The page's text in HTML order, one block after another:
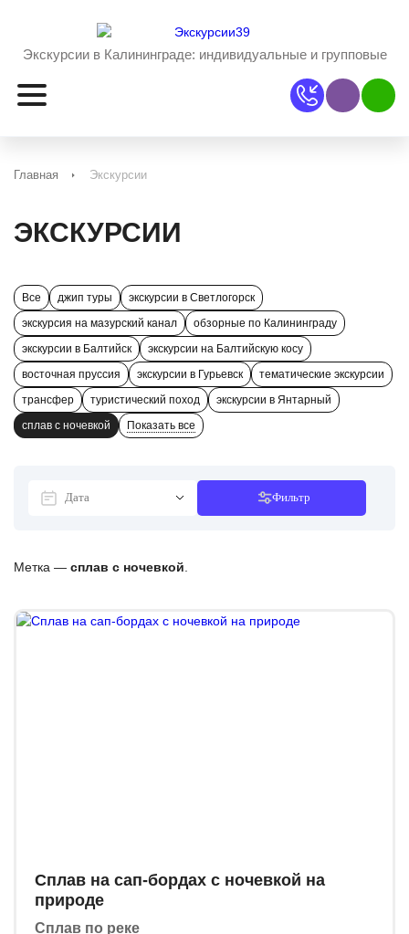
Экскурсии в Калининграде: индивидуальные и групповые
Наш ViberНаш
Главная Экскурсии
ЭКСКУРСИИ
Все джип туры
экскурсии в Светлогорск
экскурсия на мазурский канал
обзорные по Калининграду
экскурсии в Балтийск
экскурсии на Балтийскую косу
восточная пруссия
экскурсии в Гурьевск
тематические экскурсии
трансфер
туристический поход
экскурсии в Янтарный
сплав с ночевкой
Показать все
Фильтр
Метка — сплав с ночевкой
Сплав на сап-бордах с ночевкой на
природе
Сплав по реке